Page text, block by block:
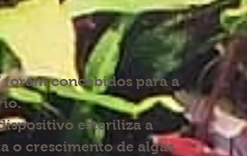
concebidos para a
esteriliza a
o crescimento de algas